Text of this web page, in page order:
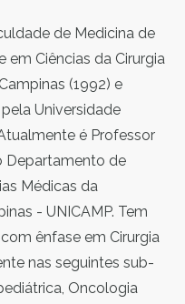
de Medicina de
em Ciências da Cirurgia
(1992) e
Universidade
é Professor
Departamento de
Médicas da
- UNICAMP. Tem
ênfase em Cirurgia
nas seguintes sub-
Oncologia